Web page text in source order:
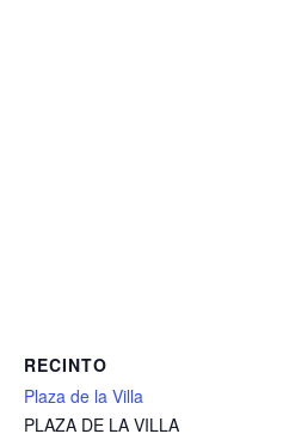
RECINTO
Plaza de la Villa
PLAZA DE LA VILLA